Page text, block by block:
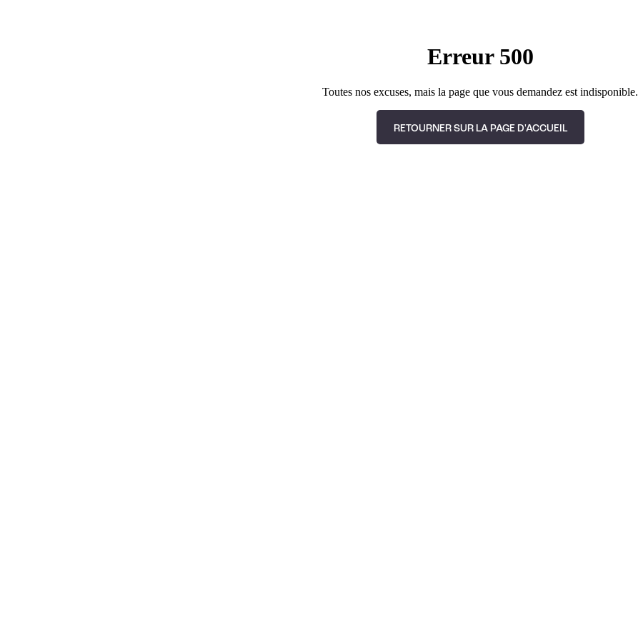
Erreur 500
Toutes nos excuses, mais la page que vous demandez est indisponible.
RETOURNER SUR LA PAGE D'ACCUEIL